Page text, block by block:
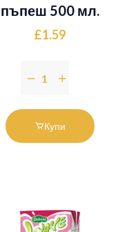
пъпеш 500 мл.
£1.59
Купи